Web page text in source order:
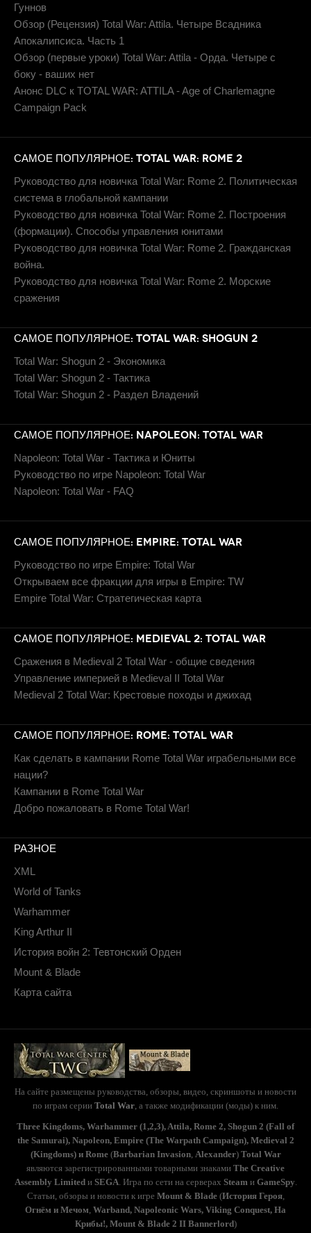
Гуннов
Обзор (Рецензия) Total War: Attila. Четыре Всадника
Апокалипсиса. Часть 1
Обзор (первые уроки) Total War: Attila - Орда. Четыре с
боку - ваших нет
Анонс DLC к TOTAL WAR: ATTILA - Age of Charlemagne
Campaign Pack
САМОЕ ПОПУЛЯРНОЕ: TOTAL WAR: ROME 2
Руководство для новичка Total War: Rome 2. Политическая
система в глобальной кампании
Руководство для новичка Total War: Rome 2. Построения
(формации). Способы управления юнитами
Руководство для новичка Total War: Rome 2. Гражданская
война.
Руководство для новичка Total War: Rome 2. Морские
сражения
САМОЕ ПОПУЛЯРНОЕ: TOTAL WAR: SHOGUN 2
Total War: Shogun 2 - Экономика
Total War: Shogun 2 - Тактика
Total War: Shogun 2 - Раздел Владений
САМОЕ ПОПУЛЯРНОЕ: NAPOLEON: TOTAL WAR
Napoleon: Total War - Тактика и Юниты
Руководство по игре Napoleon: Total War
Napoleon: Total War - FAQ
САМОЕ ПОПУЛЯРНОЕ: EMPIRE: TOTAL WAR
Руководство по игре Empire: Total War
Открываем все фракции для игры в Empire: TW
Empire Total War: Стратегическая карта
САМОЕ ПОПУЛЯРНОЕ: MEDIEVAL 2: TOTAL WAR
Сражения в Medieval 2 Total War - общие сведения
Управление империей в Medieval II Total War
Medieval 2 Total War: Крестовые походы и джихад
САМОЕ ПОПУЛЯРНОЕ: ROME: TOTAL WAR
Как сделать в кампании Rome Total War играбельными все
нации?
Кампании в Rome Total War
Добро пожаловать в Rome Total War!
РАЗНОЕ
XML
World of Tanks
Warhammer
King Arthur II
История войн 2: Тевтонский Орден
Mount & Blade
Карта сайта
На сайте размещены руководства, обзоры, видео, скриншоты и новости
по играм серии Total War , а также модификации (моды) к ним.
Three Kingdoms, Warhammer (1,2,3), Attila, Rome 2, Shogun 2 (Fall of
the Samurai), Napoleon, Empire (The Warpath Campaign), Medieval 2
(Kingdoms) и Rome(Barbarian Invasion, Alexander) Total War
являются зарегистрированными товарными знаками The Creative
Assembly Limitedи SEGA. Игра по сети на серверах Steam и GameSpy
Статьи, обзоры и новости к игре Mount & Blade(История Героя,
Огнём и Мечом Warband, Napoleonic Wars, Viking Conquest, На
Крибы!, Mount & Blade 2 II Bannerlord)